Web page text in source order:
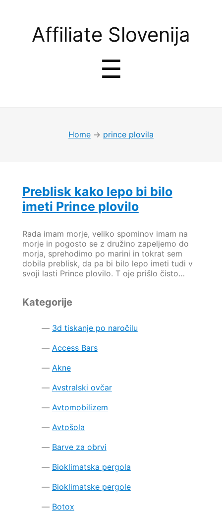
Affiliate
Slovenija
Affiliate Slovenija
☰
Home → prince plovila
Preblisk kako lepo bi bilo
imeti Prince plovilo
Rada imam morje, veliko spominov imam na
morje in pogosto se z družino zapeljemo do
morja, sprehodimo po marini in tokrat sem
dobila preblisk, da pa bi bilo lepo imeti tudi v
svoji lasti Prince plovilo. T oje prišlo čisto…
Kategorije
3d tiskanje po naročilu
Access Bars
Akne
Avstralski ovčar
Avtomobilizem
Avtošola
Barve za obrvi
Bioklimatska pergola
Bioklimatske pergole
Botox